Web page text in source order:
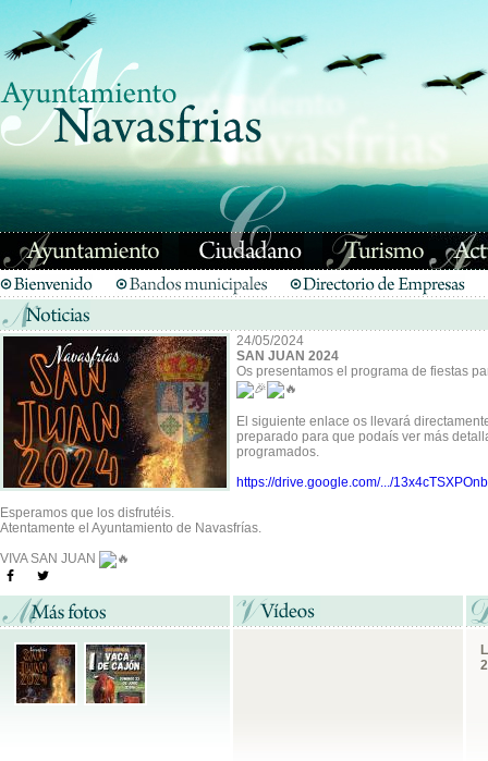
24/05/2024
SAN JUAN 2024
Os presentamos el programa de fiestas
El siguiente enlace os llevará
preparado para que podaís ver más
programados.
https://drive.google.com/.../
Esperamos que los disfrutéis.
Atentamente el Ayuntamiento de Navasfrías.
VIVA SAN JUAN